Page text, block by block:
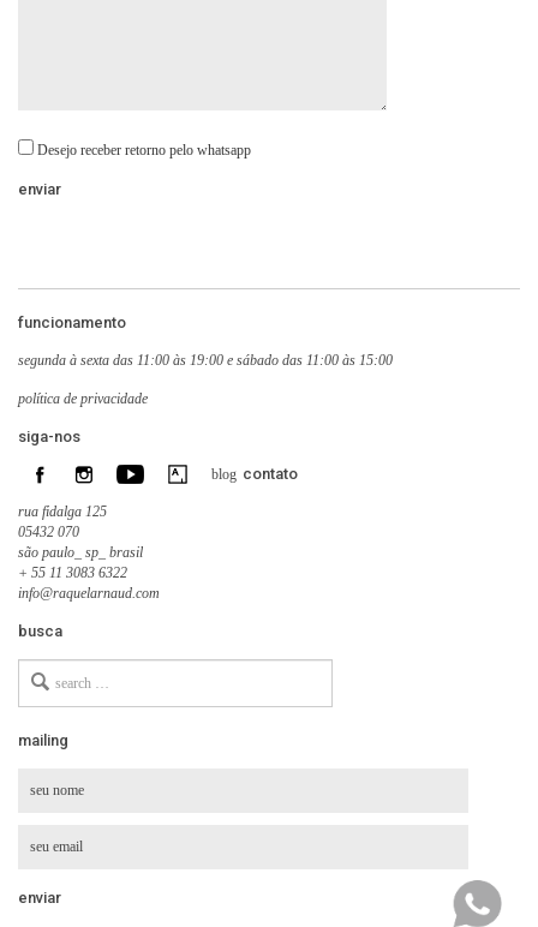
Desejo receber retorno pelo whatsapp
funcionamento
segunda à sexta das 11:00 às 19:00 e sábado das 11:00 às 15:00
política de privacidade
siga-nos
blog contato
rua fidalga 125
05432 070
são paulo_ sp_ brasil
+ 55 11 3083 6322
info@raquelarnaud.com
busca
for
mailing